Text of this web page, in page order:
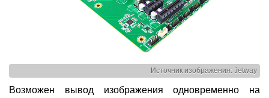
Источник изображения: Jetway
Возможен вывод изображения одновременно на